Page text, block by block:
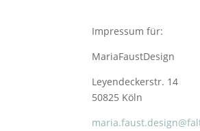
Impressum für:
MariaFaustDesign
Leyendeckerstr. 14
50825 Köln